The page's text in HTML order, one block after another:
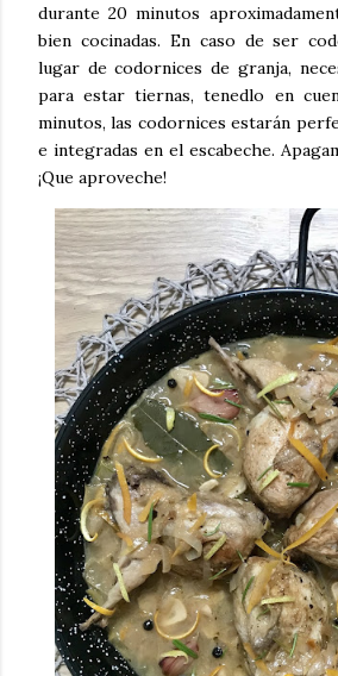
durante 20 minutos
bien cocinadas. En caso de ser
lugar de codornices de granja,
para estar tiernas, tenedlo en
minutos, las codornices estarán
e integradas en el escabeche.
¡Que aproveche!